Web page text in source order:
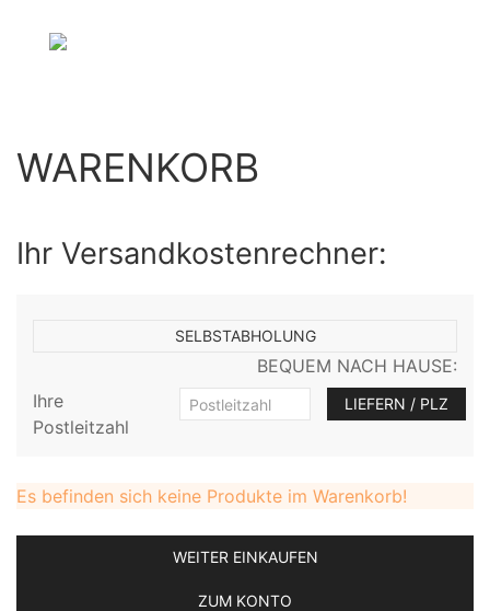
WARENKORB
Ihr Versandkostenrechner:
BEQUEM NACH HAUSE:
Ihre
Postleitzahl
Es befinden sich keine Produkte im Warenkorb!
WEITER EINKAUFEN
ZUM KONTO